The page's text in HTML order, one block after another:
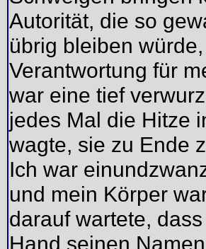
Autorität, die so
übrig bleiben
Verantwortung für
war eine tief
jedes Mal die Hitze
wagte, sie zu Ende
Ich war
und mein Körper
darauf wartete,
Hand seinen